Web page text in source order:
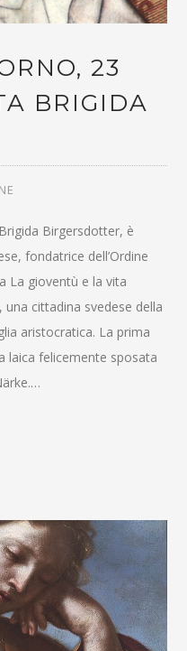
23
BRIGIDA
Birgersdotter, è
fondatrice dell’Ordine
La gioventù e la vita
cittadina svedese della
aristocratica. La prima
laica felicemente sposata